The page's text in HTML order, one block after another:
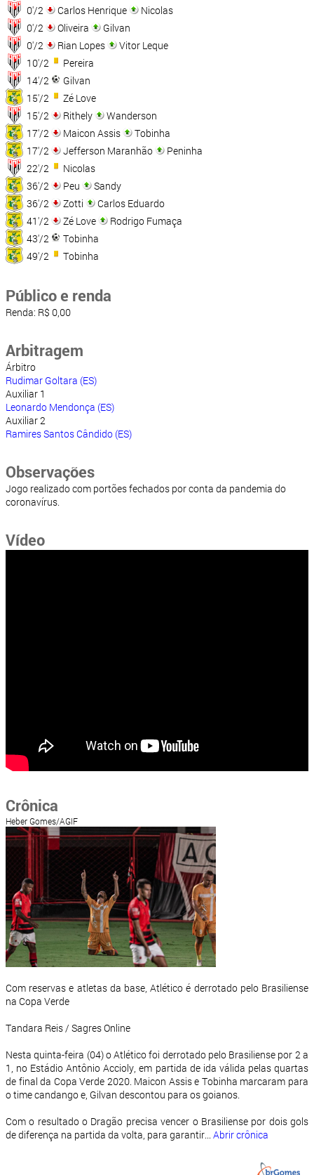
0'/2
Carlos Henrique
Nicolas
0'/2
Oliveira
Gilvan
0'/2
Rian Lopes
Vitor Leque
10'/2
Pereira
14'/2
Gilvan
15'/2
Zé Love
15'/2
Rithely
Wanderson
17'/2
Maicon Assis
Tobinha
17'/2
Jefferson Maranhão
Peninha
22'/2
Nicolas
36'/2
Peu
Sandy
36'/2
Zotti
Carlos Eduardo
41'/2
Zé Love
Rodrigo Fumaça
43'/2
Tobinha
49'/2
Tobinha
Público e renda
Renda: R$ 0,00
Arbitragem
Árbitro
Rudimar Goltara (ES)
Auxiliar 1
Leonardo Mendonça (ES)
Auxiliar 2
Ramires Santos Cândido (ES)
Observações
Jogo realizado com portões fechados por conta da pandemia do
coronavírus.
Vídeo
Crônica
Heber Gomes/AGIF
Com reservas e atletas da base, Atlético é derrotado pelo Brasiliense
na Copa Verde
Tandara Reis / Sagres Online
Nesta quinta-feira (04) o Atlético foi derrotado pelo Brasiliense por 2 a
1, no Estádio Antônio Accioly, em partida de ida válida pelas quartas
de final da Copa Verde 2020. Maicon Assis e Tobinha marcaram para
o time candango e, Gilvan descontou para os goianos.
Com o resultado o Dragão precisa vencer o Brasiliense por dois gols
de diferença na partida da volta, para garantir... Abrir crônica